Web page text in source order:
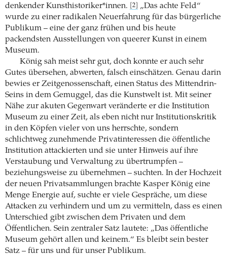
denkender Kunsthistoriker*innen.
[2]
„Das achte Feld“
wurde zu einer radikalen Neuerfahrung für das bürgerliche
Publikum – eine der ganz frühen und bis heute
packendsten Ausstellungen von queerer Kunst in einem
Museum.
König sah meist sehr gut, doch konnte er auch sehr
Gutes übersehen, abwerten, falsch einschätzen. Genau darin
bewies er Zeitgenossenschaft, einen Status des Mittendrin-
Seins in dem Gemuggel, das die Kunstwelt ist. Mit seiner
Nähe zur akuten Gegenwart veränderte er die Institution
Museum zu einer Zeit, als eben nicht nur Institutionskritik
in den Köpfen vieler von uns herrschte, sondern
schlichtweg zunehmende Privatinteressen die öffentliche
Institution attackierten und sie unter Hinweis auf ihre
Verstaubung und Verwaltung zu übertrumpfen –
beziehungsweise zu übernehmen – suchten. In der Hochzeit
der neuen Privatsammlungen brachte Kasper König eine
Menge Energie auf, suchte er viele Gespräche, um diese
Attacken zu verhindern und um zu vermitteln, dass es einen
Unterschied gibt zwischen dem Privaten und dem
Öffentlichen. Sein zentraler Satz lautete: „Das öffentliche
Museum gehört allen und keinem.“ Es bleibt sein bester
Satz – für uns und für unser Publikum.